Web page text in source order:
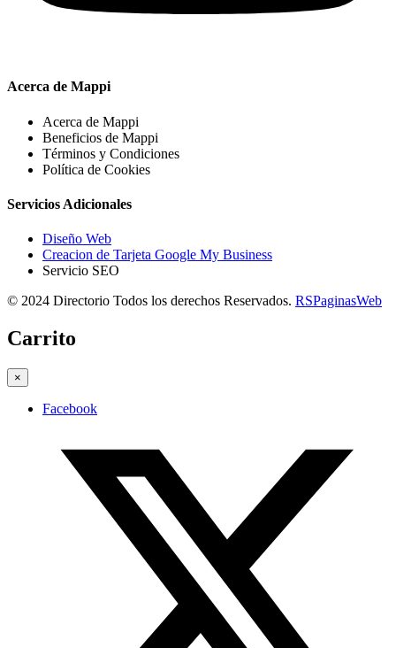
Acerca de Mappi
Acerca de Mappi
Beneficios de Mappi
Términos y Condiciones
Política de Cookies
Servicios Adicionales
Diseño Web
Creacion de Tarjeta Google My Business
Servicio SEO
© 2024 Directorio Todos los derechos Reservados. RSPaginasWeb
Carrito
×
Facebook